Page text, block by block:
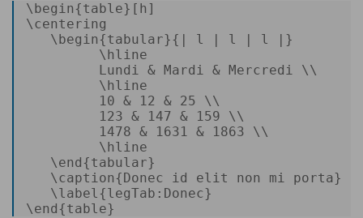
\begin{table} [h]
\centering
\begin{tabular}{| l | l | l
|}
\hline
Lundi & Mardi & Mercredi \\
\hline
10 & 12 & 25 \\
123 & 147 & 159 \\
1478 & 1631 & 1863 \\
\hline
\end{tabular}
\caption{Donec id elit non mi porta}
\label{legTab:Donec}
\end{table}